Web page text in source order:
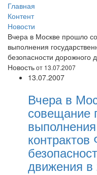
Главная
Контент
Новости
Вчера в Москве прошло
выполнения
безопасности дорожного
Новостьот 13.07.2007
13.07.2007
Вчера в
совещание
движения в